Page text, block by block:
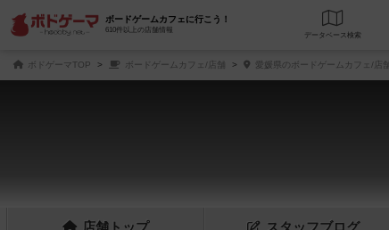
ボードゲームカフェに行こう！
610件以上の店舗情報
データベース
ボドゲーマTOP ボードゲームカフェ/店舗 愛媛県のボードゲームカフェ/店舗